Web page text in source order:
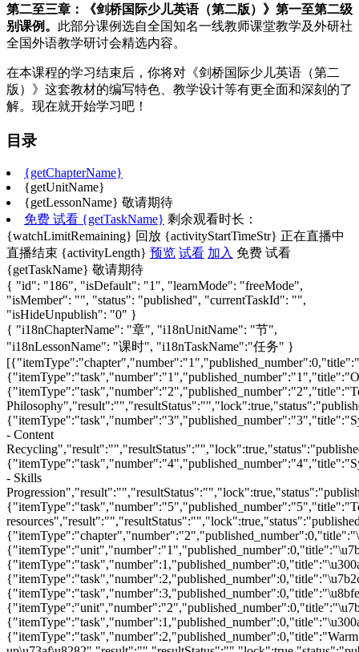
第二至三章：《剑桥国际少儿英语（第二版）》第一至第二级
别课例。 此部分课例选自全国知名一线教师课堂教学及外研社
全国外语教学研讨会精选内容。
在本课程的学习结束后，你将对《剑桥国际少儿英语（第二
版）》这套教材的编写特色、教学设计等有更全面和深刻的了
解。现在就开始学习吧！
目录
{getChapterName}
{getUnitName}
{getLessonName} 敬请期待
免费 试看 {getTaskName} 剩余观看时长：
{watchLimitRemaining} 回放 {activityStartTimeStr} 正在直播中
直播结束 {activityLength} 预览 试看 加入 免费 试看
{getTaskName} 敬请期待
{ "id": "186", "isDefault": "1", "learnMode": "freeMode",
"isMember": "", "status": "published", "currentTaskId": "",
"isHideUnpublish": "0" }
{ "i18nChapterName": "章", "i18nUnitName": "节",
"i18nLessonName": "课时", "i18nTaskName":"任务" }
[{"itemType":"chapter","number":"1","published_number":0,"title":"\u300a\u5251\u6865\u56fd\u9645\u5c11\u513f\u82f1\u8bed\u7b2c\u4e8c\u7248\u300b\u8bfe\u7a0b\u4ecb\u7ecd","result":"","resultStatus":"","lock":"","status":"published","taskId":"1240","isOptional":"0","type":"chapter","isTaskFree":"","watchLimitRemaining":false,"replayStatus":"","activityStartTimeStr":"","activityStartTime":"","activityLength":"","activityEndTime":"","fileStorage":"","isTaskTryLookable":"","isSingleTaskLesson":false},{"itemType":"task","number":"1","published_number":"1","title":"Overview","result":"","resultStatus":"","lock":true,"status":"published","taskId":"1269","isOptional":"0","type":"video","isTaskFree":"0","watchLimitRemaining":false,"replayStatus":"","activityStartTimeStr":"","activityStartTime":"","activityLength":"04:28","activityEndTime":"","fileStorage":"cloud","isTaskTryLookable":0,"isSingleTaskLesson":true},{"itemType":"task","number":"2","published_number":"2","title":"Teaching